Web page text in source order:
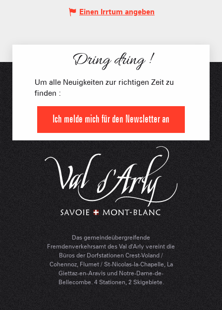
Einen Irrtum angeben
Das gemeindeübergreifende
Fremdenverkehrsamt des Val d'Arly vereint die
Büros der Dorfstationen Crest-Voland /
Cohennoz, Flumet / St-Nicolas-la-Chapelle, La
Giettaz-en-Aravis und Notre-Dame-de-
Bellecombe. 4 Stationen, 2 Skigebiete.
Dring dring !
Um alle Neuigkeiten zur richtigen Zeit zu
finden :
Ich melde mich für den Newsletter an